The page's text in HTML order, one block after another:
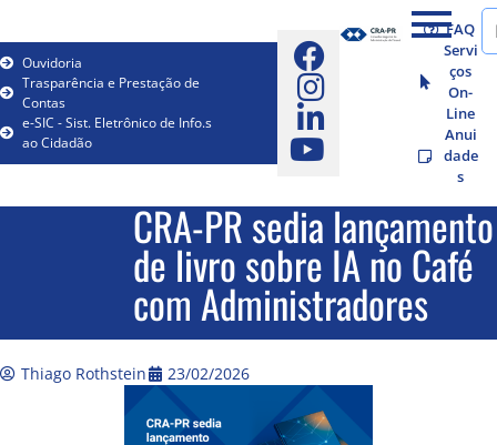
Ouvidoria
Trasparência e Prestação de
Contas
e-SIC - Sist. Eletrônico de Info.s
ao Cidadão
FAQ
Servi
ços
On-
Line
Anui
dade
s
CRA-PR sedia lançamento
de livro sobre IA no Café
com Administradores
Thiago Rothstein 23/02/2026